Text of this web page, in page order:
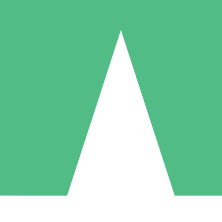
Packs de Crédits Individuels
à l'utilisation avec des crédits de téléchargement. Sans engagement
5 Téléchargements
US$